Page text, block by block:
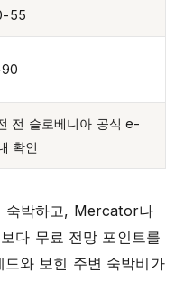
55
전 슬로베니아 공식 e-
확인
숙박하고, Mercator나
다 무료 전망 포인트를
와 보힌 주변 숙박비가